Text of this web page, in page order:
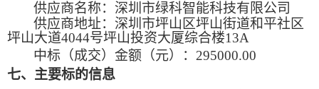
供应商名称： 深圳市绿科智能科技有限公司
供应商地址：深圳市坪山区坪山街道和平社区
坪山大道4044号坪山投资大厦综合楼13A
中标（成交）金额（元）： 295000.00
七、主要标的信息